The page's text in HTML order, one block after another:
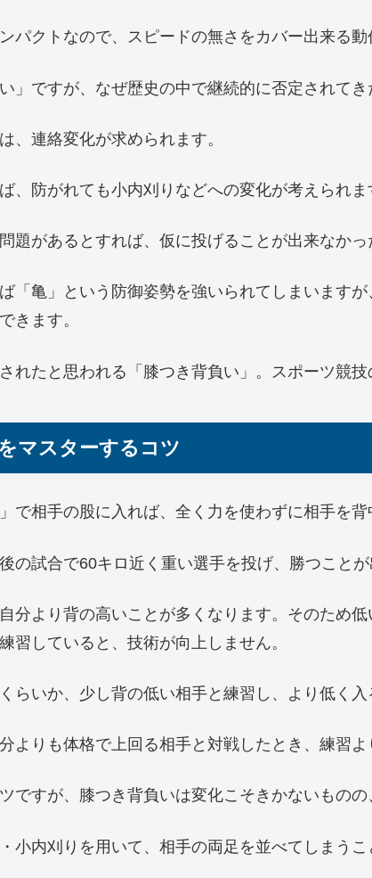
パクトなので、スピードの無さをカバー出来る動
」ですが、なぜ歴史の中で継続的に否定されてき
、連絡変化が求められます。
、防がれても小内刈りなどへの変化が考えられま
題があるとすれば、仮に投げることが出来なかっ
「亀」という防御姿勢を強いられてしまいます
きます。
れたと思われる「膝つき背負い」。スポーツ競
マスターするコツ
で相手の股に入れば、全く力を使わずに相手を
の試合で60キロ近く重い選手を投げ、勝つことが
分より背の高いことが多くなります。そのため
習していると、技術が向上しません。
らいか、少し背の低い相手と練習し、より低く入
よりも体格で上回る相手と対戦したとき、練習よ
ですが、膝つき背負いは変化こそきかないもの
小内刈りを用いて、相手の両足を並べてしまう